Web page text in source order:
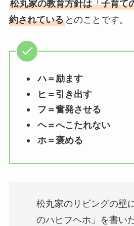
松丸家の教育方針は「子育て
約されているとのことです。
ハ＝励ます
ヒ＝引き出す
フ＝奮発させる
ヘ＝へこたれない
ホ＝褒める
松丸家のリビングの壁
のハヒフヘホ」を書い